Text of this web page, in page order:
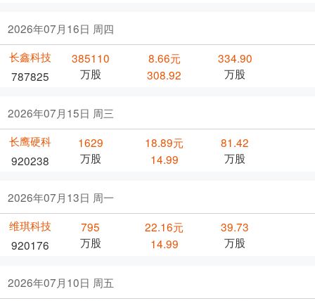
2026年07月16日 周四
长鑫科技
787825
385110
万股
8.66元
308.92
334.90
万股
2026年07月15日 周三
长鹰硬科
920238
1629
万股
18.89元
14.99
81.42
万股
2026年07月13日 周一
维琪科技
920176
795
万股
22.16元
14.99
39.73
万股
2026年07月10日 周五